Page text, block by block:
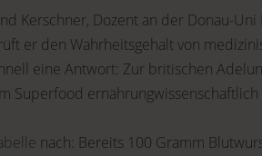
Kerschner, Dozent an der Donau-
er den Wahrheitsgehalt von
eine Antwort: Zur britischen
Superfood
nach: Bereits 100 Gramm